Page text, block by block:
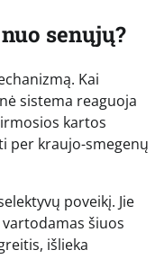
senųjų?
Kai
sistema reaguoja
kartos
per kraujo-smegenų
poveikį. Jie
šiuos
išlieka